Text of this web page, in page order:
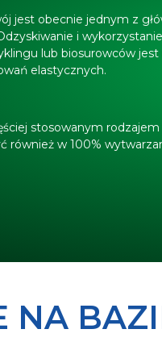
jest obecnie jednym z
i
lub biosurowców
elastycznych.
stosowanym
również w 100%
NA